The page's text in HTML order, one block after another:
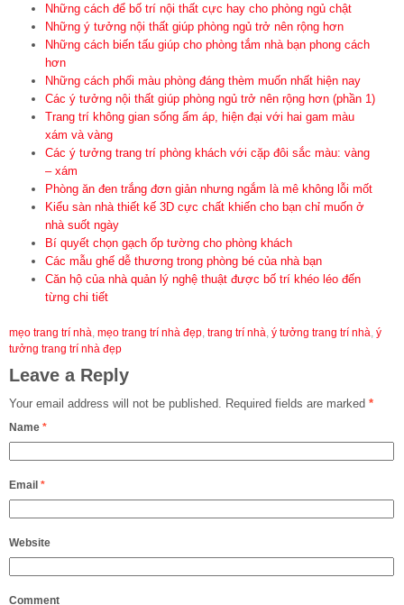
Những cách để bố trí nội thất cực hay cho phòng ngủ chật
Những ý tưởng nội thất giúp phòng ngủ trở nên rộng hơn
Những cách biến tấu giúp cho phòng tắm nhà bạn phong cách
hơn
Những cách phối màu phòng đáng thèm muốn nhất hiện nay
Các ý tưởng nội thất giúp phòng ngủ trở nên rộng hơn (phần 1)
Trang trí không gian sống ấm áp, hiện đại với hai gam màu
xám và vàng
Các ý tưởng trang trí phòng khách với cặp đôi sắc màu: vàng
– xám
Phòng ăn đen trắng đơn giản nhưng ngắm là mê không lỗi mốt
Kiểu sàn nhà thiết kế 3D cực chất khiến cho bạn chỉ muốn ở
nhà suốt ngày
Bí quyết chọn gạch ốp tường cho phòng khách
Các mẫu ghế dễ thương trong phòng bé của nhà bạn
Căn hộ của nhà quản lý nghệ thuật được bố trí khéo léo đến
từng chi tiết
mẹo trang trí nhà, mẹo trang trí nhà đẹp, trang trí nhà, ý tưởng trang trí nhà, ý
tưởng trang trí nhà đẹp
Leave a Reply
Your email address will not be published. Required fields are marked *
Name *
Email *
Website
Comment